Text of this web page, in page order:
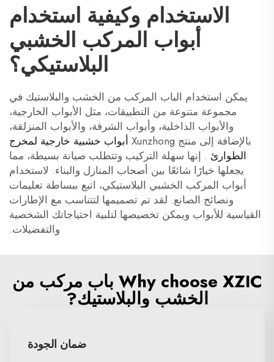
الاستخدام وكيفية استخدام
أبواب المركب الخشبي
البلاستيكي؟
يمكن استخدام الباب المركب من الخشب والبلاستيك في
مجموعة متنوعة من التطبيقات، مثل الأبواب الخارجية،
والأبواب الداخلية، وأبواب الشرفة، والأبواب المنزلقة،
بالإضافة إلى منتج Xunzhong
أبواب خشبية خارجية لمخرج
الطوارئ . إنها سهلة التركيب وتتطلب صيانة بسيطة، مما
يجعلها خيارًا شائعًا بين أصحاب المنازل والبناء. لاستخدام
أبواب المركب الخشبي البلاستيكي، اتبع ببساطة تعليمات
ونصائح الصانع. لقد تم تصميمها لتتناسب مع الإطارات
القياسية للأبواب ويمكن تخصيصها لتلبية احتياجاتك الشخصية
والتفضيلات.
Why choose XZIC باب مركب من
الخشب والبلاستيك?
ضمان الجودة